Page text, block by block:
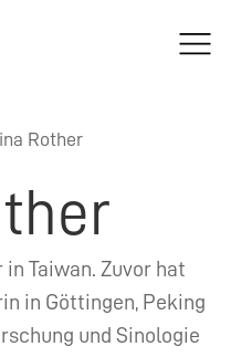
Rother
Taiwan. Zuvor hat
in Göttingen, Peking
und Sinologie